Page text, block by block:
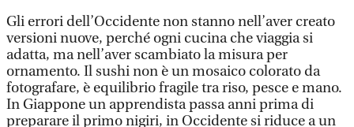
Gli errori dell’Occidente non stanno nell’aver creato
versioni nuove, perché ogni cucina che viaggia si
adatta, ma nell’aver scambiato la misura per
ornamento. Il sushi non è un mosaico colorato da
fotografare, è equilibrio fragile tra riso, pesce e mano.
In Giappone un apprendista passa anni prima di
preparare il primo nigiri, in Occidente si riduce a un